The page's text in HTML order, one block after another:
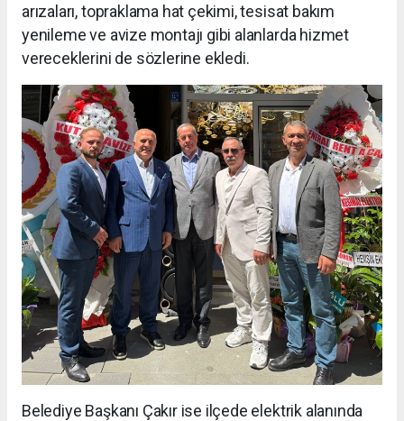
arızaları, topraklama hat çekimi, tesisat bakım
yenileme ve avize montajı gibi alanlarda hizmet
vereceklerini de sözlerine ekledi.
Belediye Başkanı Çakır ise ilçede elektrik alanında